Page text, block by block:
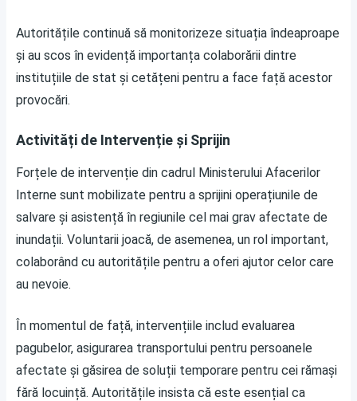
Autoritățile continuă să monitorizeze situația îndeaproape
și au scos în evidență importanța colaborării dintre
instituțiile de stat și cetățeni pentru a face față acestor
provocări.
Activități de Intervenție și Sprijin
Forțele de intervenție din cadrul Ministerului Afacerilor
Interne sunt mobilizate pentru a sprijini operațiunile de
salvare și asistență în regiunile cel mai grav afectate de
inundații. Voluntarii joacă, de asemenea, un rol important,
colaborând cu autoritățile pentru a oferi ajutor celor care
au nevoie.
În momentul de față, intervențiile includ evaluarea
pagubelor, asigurarea transportului pentru persoanele
afectate și găsirea de soluții temporare pentru cei rămași
fără locuință. Autoritățile insista că este esențial ca